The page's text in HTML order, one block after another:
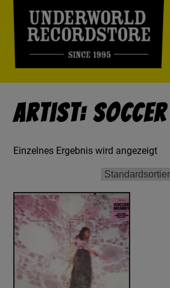
Artist: Soccer
Einzelnes Ergebnis wird angezeigt